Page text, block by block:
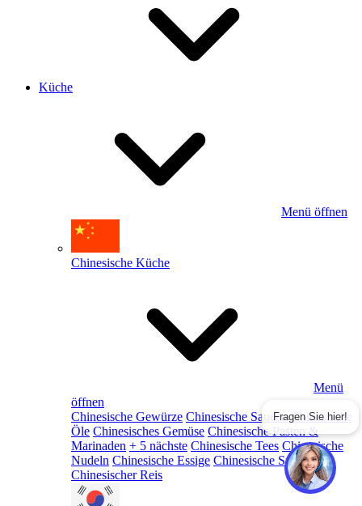
Küche
Menü öffnen
Chinesische Küche
Menü
öffnen
Chinesische Gewürze Chinesische Saucen Chinesische
Öle Chinesisches Gemüse Chinesische Pasten &
Marinaden + 5 nächste Chinesische Tees Chinesische
Nudeln Chinesische Essige Chinesische Snacks
Chinesischer Reis
Fragen Sie hier!